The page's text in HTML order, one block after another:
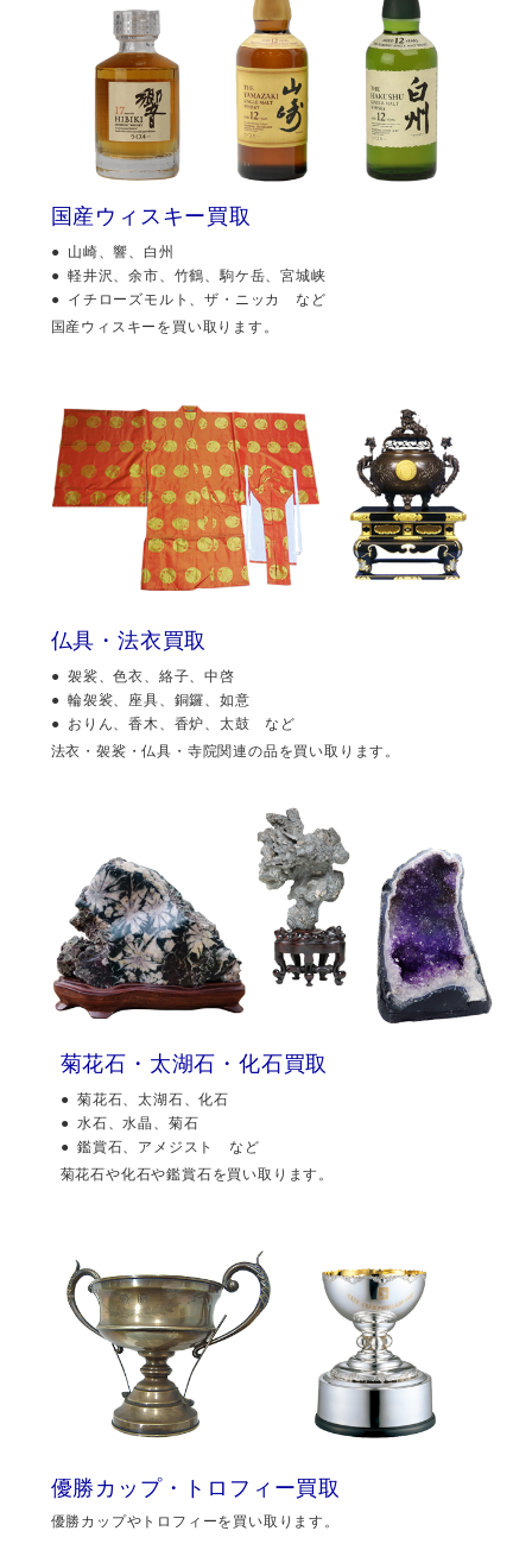
国産ウィスキー買取
山崎、響、白州
軽井沢、余市、竹鶴、駒ケ岳、宮城峡
イチローズモルト、ザ・ニッカ など
国産ウィスキーを買い取ります。
仏具・法衣買取
袈裟、色衣、絡子、中啓
輪袈裟、座具、銅鑼、如意
おりん、香木、香炉、太鼓 など
法衣・袈裟・仏具・寺院関連の品を買い取ります。
菊花石・太湖石・化石買取
菊花石、太湖石、化石
水石、水晶、菊石
鑑賞石、アメジスト など
菊花石や化石や鑑賞石を買い取ります。
優勝カップ・トロフィー買取
優勝カップやトロフィーを買い取ります。